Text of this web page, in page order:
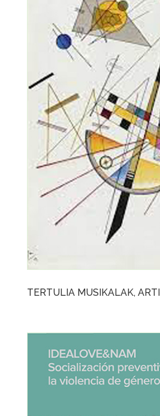
TERTULIA MUSIKALAK,